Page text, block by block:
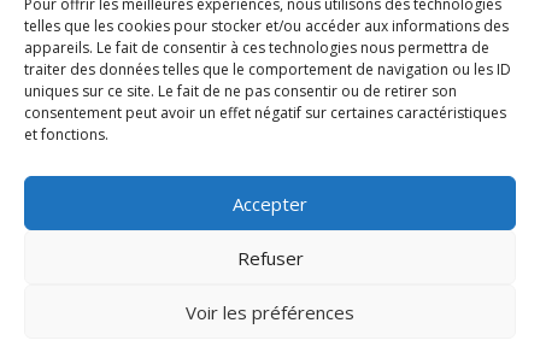
Pour offrir les meilleures expériences, nous utilisons des technologies
telles que les cookies pour stocker et/ou accéder aux informations des
appareils. Le fait de consentir à ces technologies nous permettra de
traiter des données telles que le comportement de navigation ou les ID
uniques sur ce site. Le fait de ne pas consentir ou de retirer son
consentement peut avoir un effet négatif sur certaines caractéristiques
et fonctions.
Accepter
Refuser
Voir les préférences
Afficher une carte plus grande